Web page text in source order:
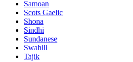
Samoan
Scots Gaelic
Shona
Sindhi
Sundanese
Swahili
Tajik